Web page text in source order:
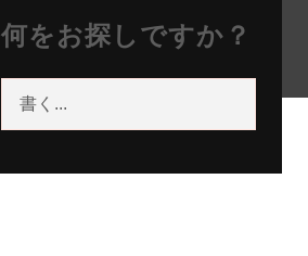
会社製
何をお探しですか？